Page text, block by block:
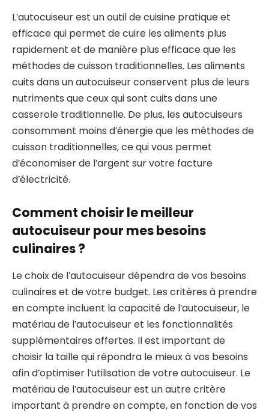
L’autocuiseur est un outil de cuisine pratique et
efficace qui permet de cuire les aliments plus
rapidement et de manière plus efficace que les
méthodes de cuisson traditionnelles. Les aliments
cuits dans un autocuiseur conservent plus de leurs
nutriments que ceux qui sont cuits dans une
casserole traditionnelle. De plus, les autocuiseurs
consomment moins d’énergie que les méthodes de
cuisson traditionnelles, ce qui vous permet
d’économiser de l’argent sur votre facture
d’électricité.
Comment choisir le meilleur
autocuiseur pour mes besoins
culinaires ?
Le choix de l’autocuiseur dépendra de vos besoins
culinaires et de votre budget. Les critères à prendre
en compte incluent la capacité de l’autocuiseur, le
matériau de l’autocuiseur et les fonctionnalités
supplémentaires offertes. Il est important de
choisir la taille qui répondra le mieux à vos besoins
afin d’optimiser l’utilisation de votre autocuiseur. Le
matériau de l’autocuiseur est un autre critère
important à prendre en compte, en fonction de vos